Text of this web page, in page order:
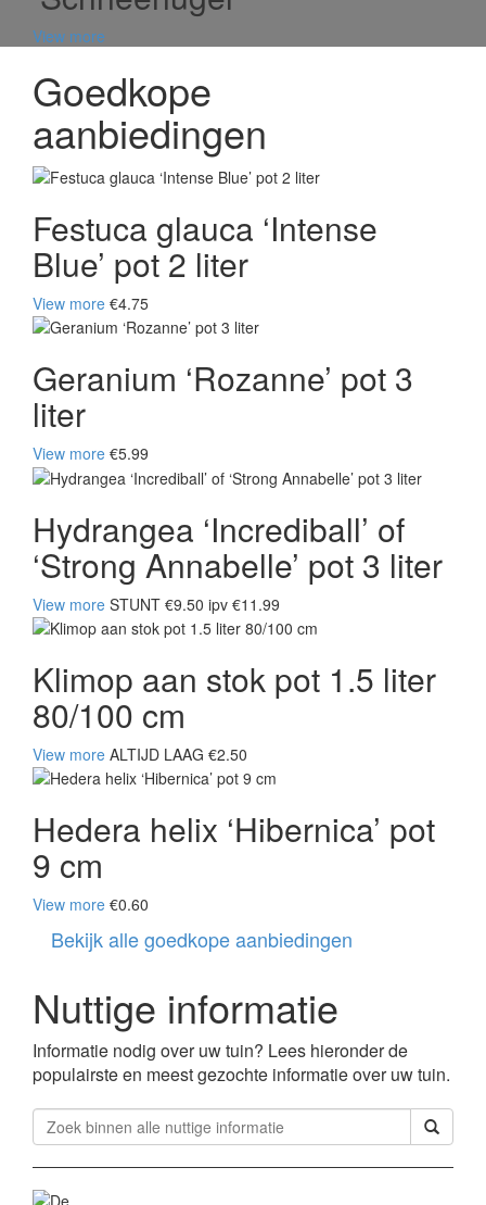
View more
Goedkope
aanbiedingen
Festuca glauca ‘Intense
Blue’ pot 2 liter
View more €4.75
Geranium ‘Rozanne’ pot 3
liter
View more €5.99
Hydrangea ‘Incrediball’ of
‘Strong Annabelle’ pot 3 liter
View more STUNT €9.50 ipv €11.99
Klimop aan stok pot 1.5 liter
80/100 cm
View more ALTIJD LAAG €2.50
Hedera helix ‘Hibernica’ pot
9 cm
View more €0.60
Bekijk alle goedkope aanbiedingen
Nuttige informatie
Informatie nodig over uw tuin? Lees hieronder de
populairste en meest gezochte informatie over uw tuin.